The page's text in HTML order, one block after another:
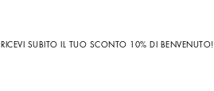
RICEVI SUBITO IL TUO SCONTO 10% DI BENVENUTO!